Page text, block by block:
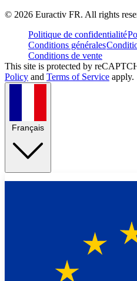
© 2026 Euractiv FR. All rights
Politique de confidentialité
Conditions générales
Conditions de vente
This site is protected by
Policy and Terms of Service apply.
Français